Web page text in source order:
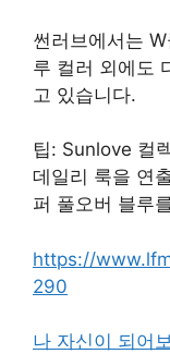
썬러브에서는
루 컬러 외에도
고 있습니다.
팁: Sunlove 컬
데일리 룩을 연
퍼 풀오버 ​​블루
https://
290
나 자신이 되어